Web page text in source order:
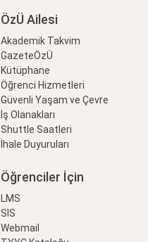
ÖzÜ Ailesi
Akademik Takvim
GazeteÖzÜ
Kütüphane
Öğrenci Hizmetleri
Güvenli Yaşam ve Çevre
İş Olanakları
Shuttle Saatleri
İhale Duyuruları
Öğrenciler İçin
LMS
SIS
Webmail